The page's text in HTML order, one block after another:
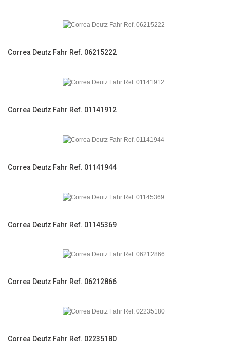
Correa Deutz Fahr Ref. 06215222
Correa Deutz Fahr Ref. 01141912
Correa Deutz Fahr Ref. 01141944
Correa Deutz Fahr Ref. 01145369
Correa Deutz Fahr Ref. 06212866
Correa Deutz Fahr Ref. 02235180